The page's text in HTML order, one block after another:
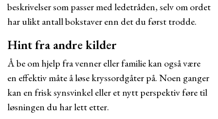
beskrivelser som passer med ledetråden, selv om ordet
har ulikt antall bokstaver enn det du først trodde.
Hint fra andre kilder
Å be om hjelp fra venner eller familie kan også være
en effektiv måte å løse kryssordgåter på. Noen ganger
kan en frisk synsvinkel eller et nytt perspektiv føre til
løsningen du har lett etter.